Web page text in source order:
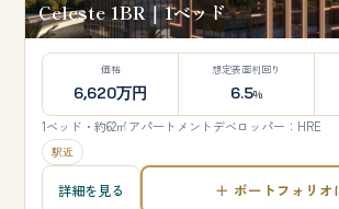
Celeste 1BR｜1ベッド
価格
6,620万円
想定表面利回り
6.5%
1ベッド・約62㎡アパートメントデベロッパー：HRE
駅近
詳細を見る ＋ ポートフォリオ